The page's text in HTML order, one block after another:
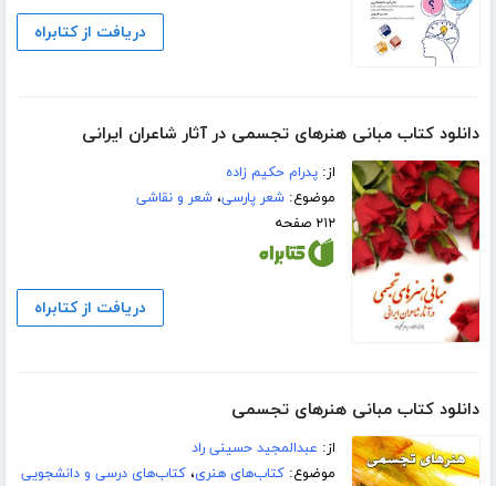
دریافت از کتابراه
دانلود کتاب مبانی هنرهای تجسمی در آثار شاعران ایرانی
از:پدرام حکیم زاده
موضوع:شعر پارسی،شعر و نقاشی
۲۱۲ صفحه
دریافت از کتابراه
دانلود کتاب مبانی هنرهای تجسمی
از: عبدالمجید حسینی راد
موضوع:کتاب‌های هنری،کتاب‌های درسی و دانشجویی